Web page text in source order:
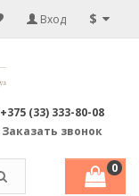
$
Вход
+375 (33) 333-80-08
Заказать звонок
0